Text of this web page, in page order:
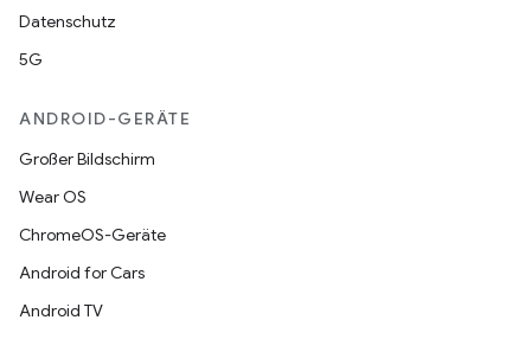
Datenschutz
5G
ANDROID-GERÄTE
Großer Bildschirm
Wear OS
ChromeOS-Geräte
Android for Cars
Android TV